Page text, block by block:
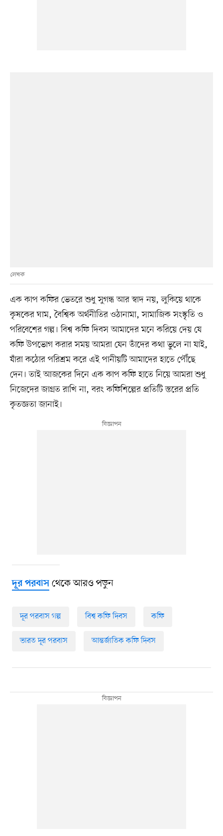
লেখক
এক কাপ কফির ভেতরে শুধু সুগন্ধ আর স্বাদ নয়, লুকিয়ে থাকে
কৃষকের ঘাম, বৈশ্বিক অর্থনীতির ওঠানামা, সামাজিক সংস্কৃতি ও
পরিবেশের গল্প। বিশ্ব কফি দিবস আমাদের মনে করিয়ে দেয় যে
কফি উপভোগ করার সময় আমরা যেন তাঁদের কথা ভুলে না যাই,
যাঁরা কঠোর পরিশ্রম করে এই পানীয়টি আমাদের হাতে পৌঁছে
দেন। তাই আজকের দিনে এক কাপ কফি হাতে নিয়ে আমরা শুধু
নিজেদের জাগ্রত রাখি না, বরং কফিশিল্পের প্রতিটি স্তরের প্রতি
কৃতজ্ঞতা জানাই।
দূর পরবাসথেকে আরও পড়ুন
দূর পরবাস গল্প বিশ্ব কফি দিবস কফি
ভারত দূর পরবাস আন্তর্জাতিক কফি দিবস